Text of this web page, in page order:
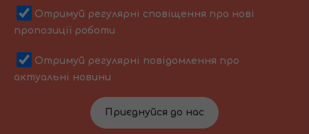
Отримуй регулярні сповіщення про нові
пропозиції роботи
Отримуй регулярні повідомлення про
актуальні новини
Приєднуйся до нас